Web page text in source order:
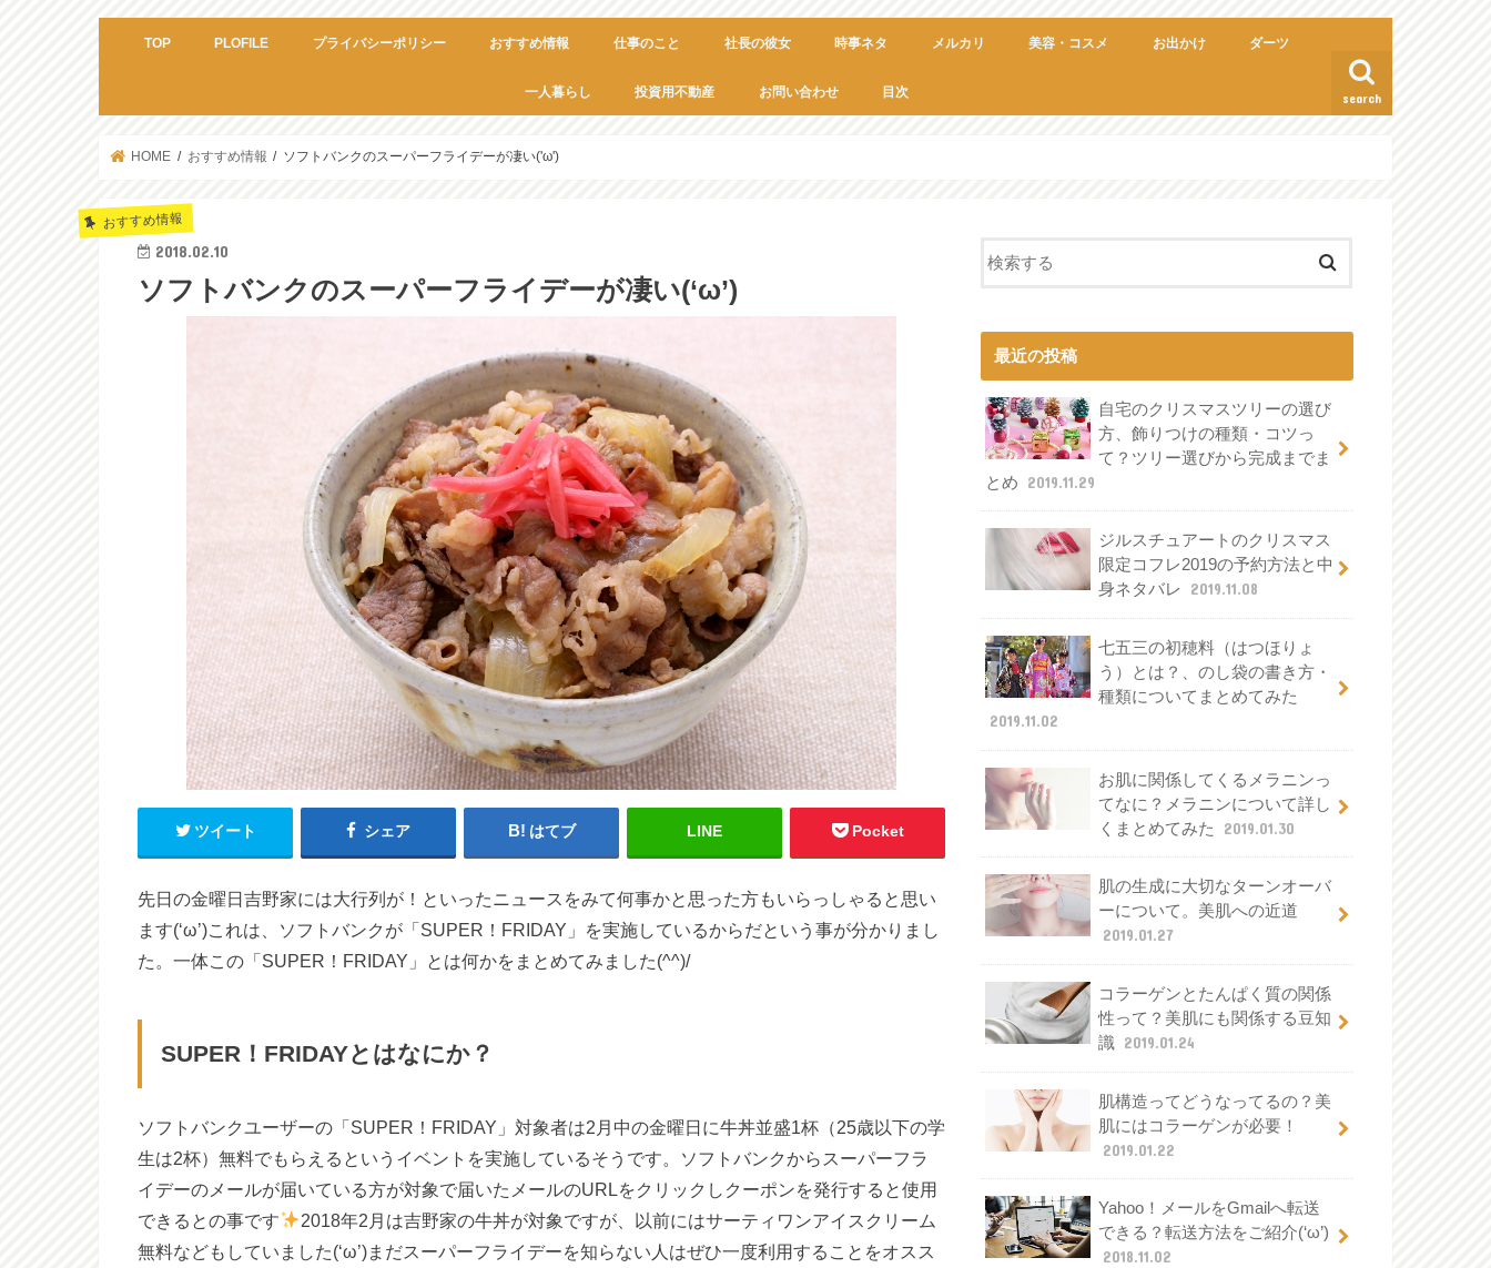
search
TOP PLOFILE プライバシーポリシー おすすめ情報 仕事のこと 社長の彼女 時事ネタ メルカリ 美容・コスメ お出かけ ダーツ
一人暮らし 投資用不動産 お問い合わせ 目次
HOME おすすめ情報 ソフトバンクのスーパーフライデーが凄い('ω')
おすすめ情報
2018.02.10
ソフトバンクのスーパーフライデーが凄い(‘ω’)
ツイート シェア はてブ LINE Pocket
先日の金曜日吉野家には大行列が！といったニュースをみて何事かと思った方もいらっしゃると思い
ます(‘ω’)これは、ソフトバンクが「SUPER！FRIDAY」を実施しているからだという事が分かりまし
た。一体この「SUPER！FRIDAY」とは何かをまとめてみました(^^)/
SUPER！FRIDAYとはなにか？
ソフトバンクユーザーの「SUPER！FRIDAY」対象者は2月中の金曜日に牛丼並盛1杯（25歳以下の学
生は2杯）無料でもらえるというイベントを実施しているそうです。ソフトバンクからスーパーフラ
イデーのメールが届いている方が対象で届いたメールのURLをクリックしクーポンを発行すると使用
できるとの事です
2018年2月は吉野家の牛丼が対象ですが、以前にはサーティワンアイスクリーム
無料などもしていました(‘ω’)まだスーパーフライデーを知らない人はぜひ一度利用することをオスス
最近の投稿
自宅のクリスマスツリーの選び
方、飾りつけの種類・コツっ
て？ツリー選びから完成までま
とめ
2019.11.29
ジルスチュアートのクリスマス
限定コフレ2019の予約方法と中
身ネタバレ
2019.11.08
七五三の初穂料（はつほりょ
う）とは？、のし袋の書き方・
種類についてまとめてみた
2019.11.02
お肌に関係してくるメラニンっ
てなに？メラニンについて詳し
くまとめてみた
2019.01.30
肌の生成に大切なターンオーバ
ーについて。美肌への近道
2019.01.27
コラーゲンとたんぱく質の関係
性って？美肌にも関係する豆知
識 2019.01.24
肌構造ってどうなってるの？美
肌にはコラーゲンが必要！
2019.01.22
Yahoo！メールをGmailへ転送
できる？転送方法をご紹介(‘ω’)
2018.11.02